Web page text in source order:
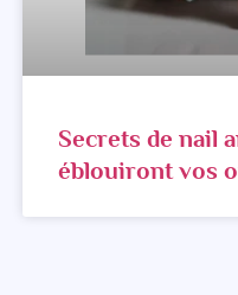
Secrets de nail
éblouiront vos